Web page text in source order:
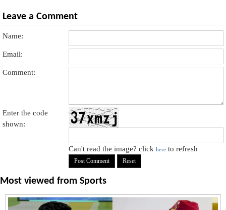
Leave a Comment
Name:
Email:
Comment:
Enter the code
shown:
Can't read the image? clickhere to refresh
Most viewed from Sports